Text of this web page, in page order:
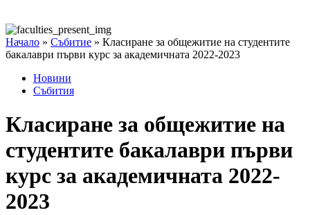
Начало » Събитие » Класиране за общежитие на студентите
бакалаври първи курс за академичната 2022-2023
Новини
Събития
Класиране за общежитие на
студентите бакалаври първи
курс за академичната 2022-
2023